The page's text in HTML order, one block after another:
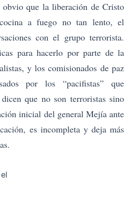
que la liberación de Cristo
a fuego no tan lento, el
con el grupo terrorista.
para hacerlo por parte de la
y los comisionados de paz
por los “pacifistas” que
que no son terroristas sino
inicial del general Mejía ante
es incompleta y deja más